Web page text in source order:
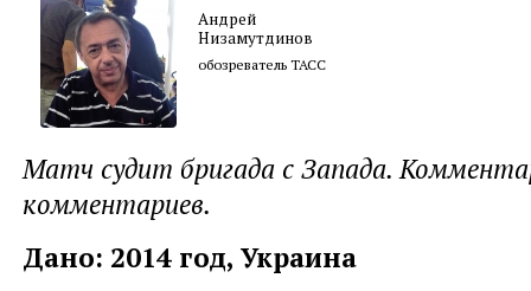
Андрей
Низамутдинов
обозреватель ТАСС
Матч судит бригада с Запада.
комментариев.
Дано: 2014 год, Украина